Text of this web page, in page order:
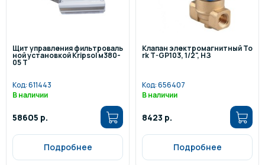
Щит управления фильтроваль
ной установкой Kripsol м380-
05 Т
Код:611443
В наличии
58605 р.
Подробнее
Клапан электромагнитный To
rk T-GP103, 1/2", НЗ
Код:656407
В наличии
8423 р.
Подробнее